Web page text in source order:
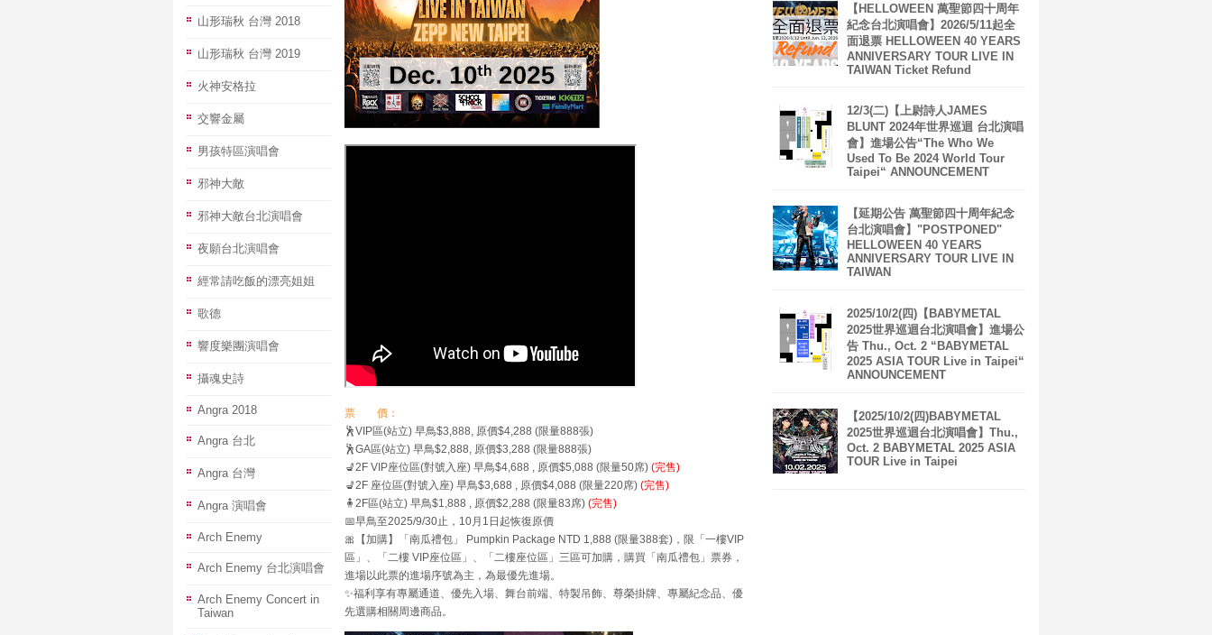
山形瑞秋 台灣 2018
山形瑞秋 台灣 2019
火神安格拉
交響金屬
男孩特區演唱會
邪神大敵
邪神大敵台北演唱會
夜願台北演唱會
經常請吃飯的漂亮姐姐
歌德
響度樂團演唱會
攝魂史詩
Angra 2018
Angra 台北
Angra 台灣
Angra 演唱會
Arch Enemy
Arch Enemy 台北演唱會
Arch Enemy Concert in
Taiwan
票 價：
🕺VIP區(站立) 早鳥$3,888, 原價$4,288 (限量888張)
🕺GA區(站立) 早鳥$2,888, 原價$3,288 (限量888張)
💺2F VIP座位區(對號入座) 早鳥$4,688 , 原價$5,088 (限量50席) (完售)
💺2F 座位區(對號入座) 早鳥$3,688 , 原價$4,088 (限量220席) (完售)
🧍2F區(站立) 早鳥$1,888 , 原價$2,288 (限量83席) (完售)
📅早鳥至2025/9/30止，10月1日起恢復原價
🎀【加購】「南瓜禮包」 Pumpkin Package NTD 1,888 (限量388套)，限「一樓VIP
區」、「二樓 VIP座位區」、「二樓座位區」三區可加購，購買「南瓜禮包」票券，
進場以此票的進場序號為主，為最優先進場。
✨福利享有專屬通道、優先入場、舞台前端、特製吊飾、尊榮掛牌、專屬紀念品、優
先選購相關周邊商品。
【HELLOWEEN 萬聖節四十周年
紀念台北演唱會】2026/5/11起全
面退票 HELLOWEEN 40 YEARS
ANNIVERSARY TOUR LIVE IN
TAIWAN Ticket Refund
12/3(二)【上尉詩人JAMES
BLUNT 2024年世界巡迴 台北演唱
會】進場公告“The Who We
Used To Be 2024 World Tour
Taipei“ ANNOUNCEMENT
【延期公告 萬聖節四十周年紀念
台北演唱會】"POSTPONED"
HELLOWEEN 40 YEARS
ANNIVERSARY TOUR LIVE IN
TAIWAN
2025/10/2(四)【BABYMETAL
2025世界巡迴台北演唱會】進場公
告 Thu., Oct. 2 “BABYMETAL
2025 ASIA TOUR Live in Taipei“
ANNOUNCEMENT
【2025/10/2(四)BABYMETAL
2025世界巡迴台北演唱會】Thu.,
Oct. 2 BABYMETAL 2025 ASIA
TOUR Live in Taipei